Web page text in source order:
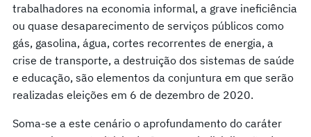
trabalhadores na economia informal, a grave ineficiência
ou quase desaparecimento de serviços públicos como
gás, gasolina, água, cortes recorrentes de energia, a
crise de transporte, a destruição dos sistemas de saúde
e educação, são elementos da conjuntura em que serão
realizadas eleições em 6 de dezembro de 2020.
Soma-se a este cenário o aprofundamento do caráter